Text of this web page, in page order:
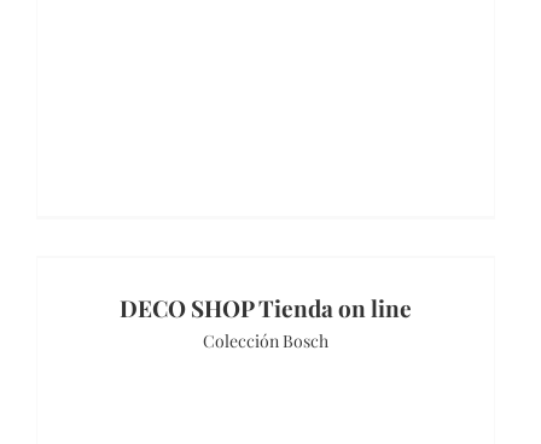
DECO SHOP Tienda on line
Colección Bosch